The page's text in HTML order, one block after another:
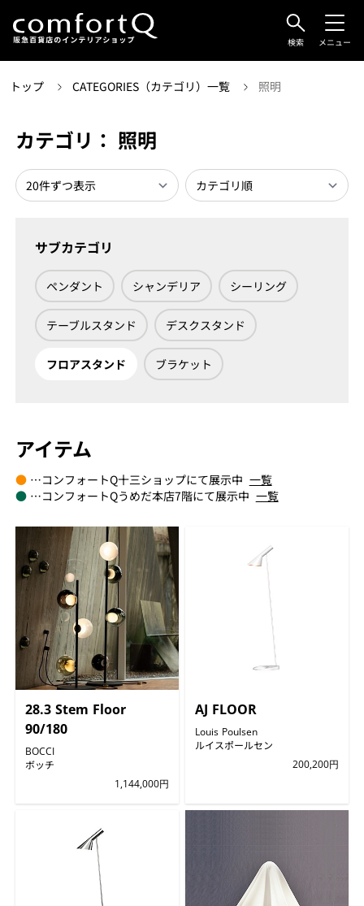
検索 メニュー
トップ CATEGORIES（カテゴリ）一覧 照明
カテゴリ： 照明
サブカテゴリ
ペンダント シャンデリア シーリング
テーブルスタンド デスクスタンド
フロアスタンド ブラケット
アイテム
●…コンフォートQ十三ショップにて展示中 一覧
●…コンフォートQうめだ本店7階にて展示中 一覧
28.3 Stem Floor
90/180
BOCCI
ボッチ
1,144,000円
AJ FLOOR
Louis Poulsen
ルイスポールセン
200,200円